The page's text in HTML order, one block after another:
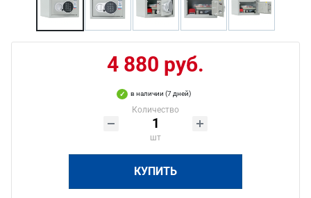
4 880 руб.
в наличии (7 дней)
Количество
шт
КУПИТЬ